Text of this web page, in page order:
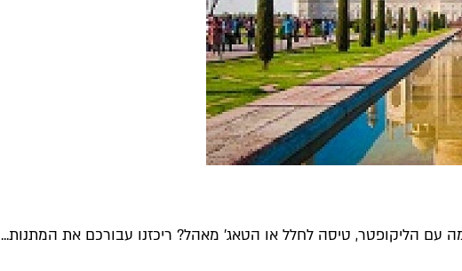
עם הליקופטר, טיסה לחלל או הטאג' מאהל? ריכזנו עבורכם את המתנות...